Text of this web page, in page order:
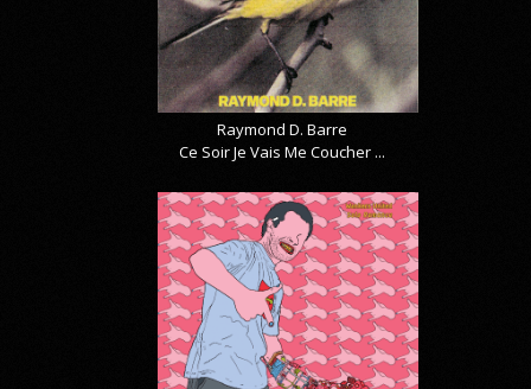
Raymond D. Barre
Ce Soir Je Vais Me Coucher ...